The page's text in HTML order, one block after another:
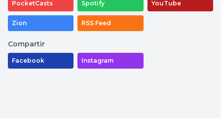
PocketCasts Spotify YouTube
Zion RSS Feed
Compartir
Facebook Instagram